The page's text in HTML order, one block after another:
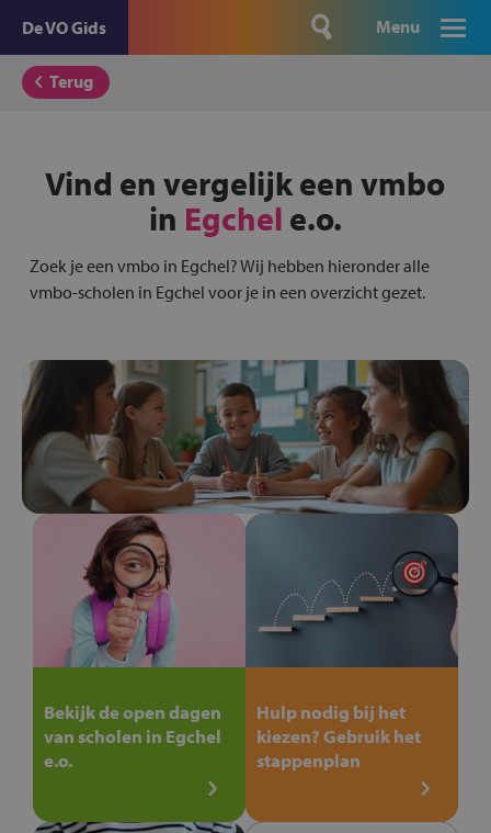
De VO Gids Menu
Terug
Vind en vergelijk een vmbo
in Egchel e.o.
Zoek je een vmbo in Egchel? Wij hebben hieronder alle
vmbo-scholen in Egchel voor je in een overzicht gezet.
Bekijk de open dagen
van scholen in Egchel
e.o.
Hulp nodig bij het
kiezen? Gebruik het
stappenplan